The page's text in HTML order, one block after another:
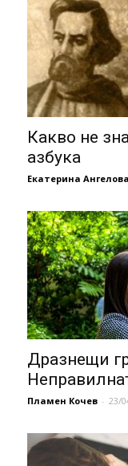
Какво не
азбука
Екатерина Ангелова
Дразнещи
Пламен Кочев - 23/